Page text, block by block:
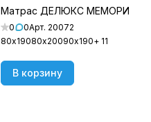
Матрас ДЕЛЮКС МЕМОРИ
0 0Арт. 20072
80х19080х20090х190+ 11
В корзину